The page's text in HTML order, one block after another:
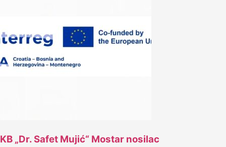
KB „Dr. Safet Mujić“ Mostar nosilac